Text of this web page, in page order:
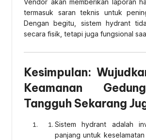
Vendor akan memberikan laporan
termasuk saran teknis untuk
Dengan begitu, sistem hydrant
secara fisik, tetapi juga fungsional
Kesimpulan:
Keamanan
Tangguh Sekarang
Sistem hydrant adalah
panjang untuk